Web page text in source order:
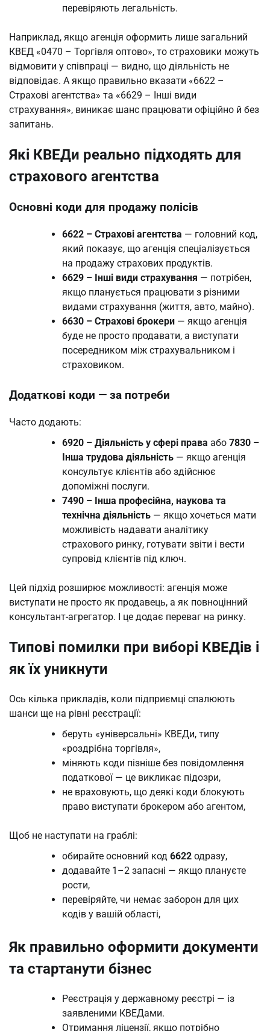
перевіряють легальність.
Наприклад, якщо агенція оформить лише загальний
КВЕД «0470 – Торгівля оптово», то страховики можуть
відмовити у співпраці — видно, що діяльність не
відповідає. А якщо правильно вказати «6622 –
Страхові агентства» та «6629 – Інші види
страхування», виникає шанс працювати офіційно й без
запитань.
Які КВЕДи реально підходять для
страхового агентства
Основні коди для продажу полісів
6622 – Страхові агентства — головний код,
який показує, що агенція спеціалізується
на продажу страхових продуктів.
6629 – Інші види страхування — потрібен,
якщо планується працювати з різними
видами страхування (життя, авто, майно).
6630 – Страхові брокери — якщо агенція
буде не просто продавати, а виступати
посередником між страхувальником і
страховиком.
Додаткові коди — за потреби
Часто додають:
6920 – Діяльність у сфері права або 7830 –
Інша трудова діяльність — якщо агенція
консультує клієнтів або здійснює
допоміжні послуги.
7490 – Інша професійна, наукова та
технічна діяльність — якщо хочеться мати
можливість надавати аналітику
страхового ринку, готувати звіти і вести
супровід клієнтів під ключ.
Цей підхід розширює можливості: агенція може
виступати не просто як продавець, а як повноцінний
консультант-агрегатор. І це додає переваг на ринку.
Типові помилки при виборі КВЕДів і
як їх уникнути
Ось кілька прикладів, коли підприємці спалюють
шанси ще на рівні реєстрації:
беруть «універсальні» КВЕДи, типу
«роздрібна торгівля»,
міняють коди пізніше без повідомлення
податкової — це викликає підозри,
не враховують, що деякі коди блокують
право виступати брокером або агентом,
Щоб не наступати на граблі:
обирайте основний код 6622 одразу,
додавайте 1–2 запасні — якщо плануєте
рости,
перевіряйте, чи немає заборон для цих
кодів у вашій області,
Як правильно оформити документи
та стартанути бізнес
Реєстрація у державному реєстрі — із
заявленими КВЕДами.
Отримання ліцензії, якщо потрібно